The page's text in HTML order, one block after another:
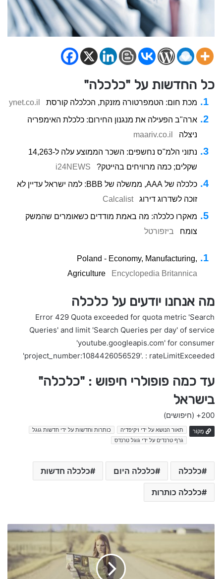
כל החדשות על "כלכלה"
מכת חום: הטמפרטורה מזנקת, הכלכלה קורסת ynet.co.il
ארה"ב הפעילה את מנגנון החירום: כלכלת האימפריה
ניצלה
maariv.co.il
נתוני הלמ"ס נחשפים: השכר הממוצע עלה ל-14,263
שקלים; כמה מרוויחים בהייטק?
i24NEWS
כלכלה של AAA, ממשלה של BBB: למה ישראל עדיין לא
זוכה לשדרוג דירוג
Calcalist
מאקרו כלכלה: מה באמת מודדים כשאומרים שהמשק
צומח
ביזפורטל
Poland - Economy, Manufacturing,
Agriculture
Encyclopedia Britannica
מה אנחנו יודעים על כלכלה
Error 429 Quota exceeded for quota metric 'Search
Queries' and limit 'Search Queries per day' of service
'youtube.googleapis.com' for consumer
'project_number:1084426056529'. : rateLimitExceeded
עד כמה פופולרי חיפוש : "כלכלה"
בישראל
200+ (חיפושים)
מָקוֹר תאור הנושא על ידי ויקיפדיה
כותרות וחדשות על ידי חדשות גוגל
גרף טרנדים על ידי גוגל טרנדס
כלכלה כלכלה היום כלכלה חדשות
כלכלה כותרות
ר